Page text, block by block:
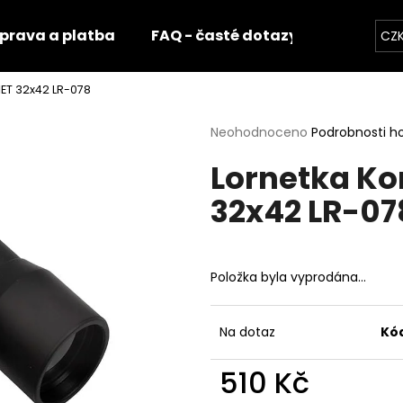
a platba FAQ - časté dotazy
32x42 LR-078
Průměrné
produktu
je
0,0
z
Neohodnoceno Podrobnosti
Lornetka
32x42 LR-
Položka byla vyprodána…
Na dotaz
510 Kč
Co potřebujete najít?
HLEDAT